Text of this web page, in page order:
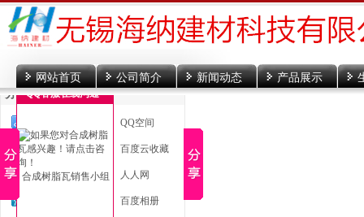
网站首页 公司简介 新闻动态 产品展示
分享到
QQ空间
新浪微博 百度云收藏
微信 人人网
百度相册
QQ客服在线沟通
合成树脂瓦销售小组